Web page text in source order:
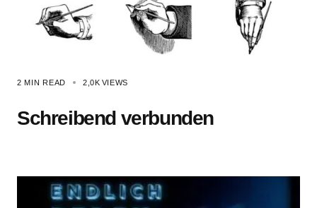
2 MIN READ 2,0K VIEWS
Schreibend verbunden